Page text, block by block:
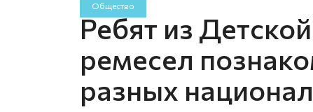
Общество
Ребят из
ремесел
разных